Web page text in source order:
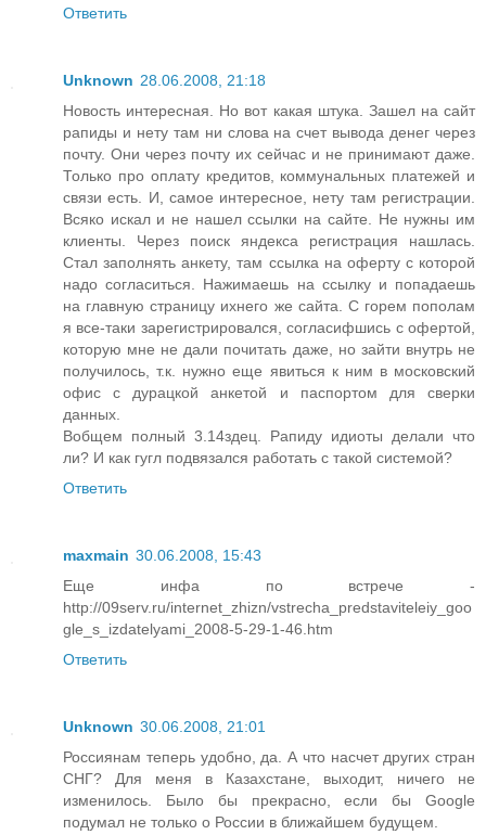
Ответить
Unknown 28.06.2008, 21:18
Новость интересная. Но вот какая штука. Зашел на сайт
рапиды и нету там ни слова на счет вывода денег через
почту. Они через почту их сейчас и не принимают даже.
Только про оплату кредитов, коммунальных платежей и
связи есть. И, самое интересное, нету там регистрации.
Всяко искал и не нашел ссылки на сайте. Не нужны им
клиенты. Через поиск яндекса регистрация нашлась.
Стал заполнять анкету, там ссылка на оферту с которой
надо согласиться. Нажимаешь на ссылку и попадаешь
на главную страницу ихнего же сайта. С горем пополам
я все-таки зарегистрировался, согласифшись с офертой,
которую мне не дали почитать даже, но зайти внутрь не
получилось, т.к. нужно еще явиться к ним в московский
офис с дурацкой анкетой и паспортом для сверки
данных.
Вобщем полный 3.14здец. Рапиду идиоты делали что
ли? И как гугл подвязался работать с такой системой?
Ответить
maxmain 30.06.2008, 15:43
Еще инфа по встрече -
http://09serv.ru/internet_zhizn/vstrecha_predstaviteleiy_goo
gle_s_izdatelyami_2008-5-29-1-46.htm
Ответить
Unknown 30.06.2008, 21:01
Россиянам теперь удобно, да. А что насчет других стран
СНГ? Для меня в Казахстане, выходит, ничего не
изменилось. Было бы прекрасно, если бы Google
подумал не только о России в ближайшем будущем.